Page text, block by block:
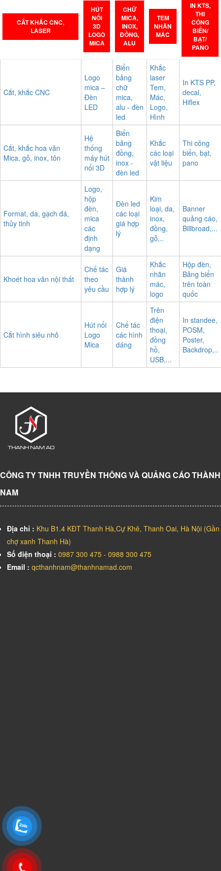
CẮT KHẮC CNC,
LASER
HÚT
NỔI
3D
LOGO
MICA
CHỮ
MICA,
INOX,
ĐỒNG,
ALU
TEM
NHÃN
MÁC
IN KTS,
THI
CÔNG
BIỂN/
BẠT/
PANO
Cắt, khắc CNC
Logo
mica –
Đèn
LED
Biển
bảng
chữ
mica,
alu - đèn
led
Khắc
laser
Tem,
Mác,
Logo,
Hình
In KTS PP,
decal,
Hiflex
Cắt, khắc hoa văn
Mica, gỗ, inox, tôn
Hệ
thống
máy hút
nổi 3D
Biển
bảng
đồng,
inox -
đèn led
Khắc
các loại
vật liệu
Thi công
biển, bạt,
pano
Format, da, gạch đá,
thủy tinh
Logo,
hộp
đèn,
mica
các
định
dạng
Đèn led
các loại
giá hợp
lý
Kim
loại, da,
inox,
đồng,
gỗ,..
Banner
quảng cáo,
Billbroad,...
Khoét hoa văn nội thất
Chế tác
theo
yêu cầu
Giá
thành
hợp lý
Khắc
nhãn
mác,
logo
Hộp đèn,
Bảng biển
trên toàn
quốc
Cắt hình siêu nhỏ
Hút nổi
Logo
Mica
Chế tác
các hình
dáng
Trên
điện
thoại,
đồng
hồ,
USB,...
In standee,
POSM,
Poster,
Backdrop,..
CÔNG TY TNHH TRUYỀN THÔNG VÀ QUẢNG CÁO THÀNH
NAM
Địa chỉ : Khu B1.4 KĐT Thanh Hà,Cự Khê, Thanh Oai, Hà Nội (Gần
chợ xanh Thanh Hà)
Số điện thoại : 0987 300 475 - 0988 300 475
Email : qcthanhnam@thanhnamad.com